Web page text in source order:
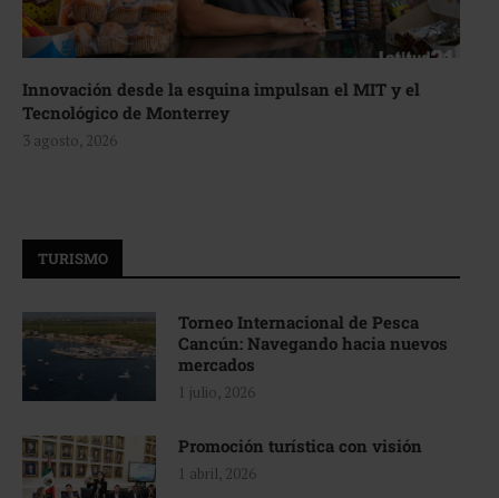
Innovación desde la esquina impulsan el MIT y el
Tecnológico de Monterrey
3 agosto, 2026
TURISMO
Torneo Internacional de Pesca
Cancún: Navegando hacia nuevos
mercados
1 julio, 2026
Promoción turística con visión
1 abril, 2026